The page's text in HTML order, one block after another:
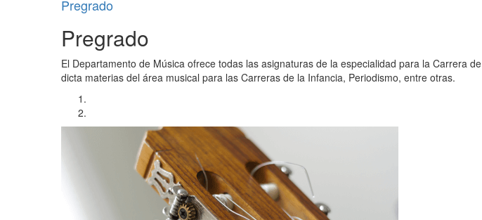
Pregrado
Pregrado
El Departamento de Música ofrece todas las asignaturas de la especialidad para la Carrera de
dicta materias del área musical para las Carreras de la Infancia, Periodismo, entre otras.